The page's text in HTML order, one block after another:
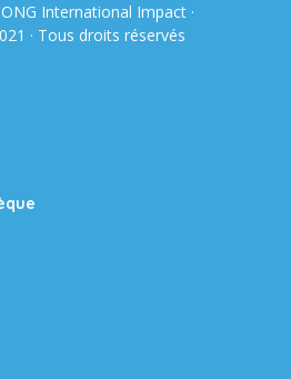
International Impact ·
· Tous droits réservés